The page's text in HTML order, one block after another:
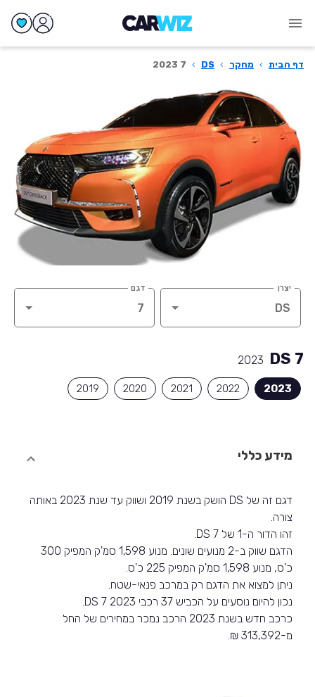
דף הבית › מחקר ›
DS
›
7 2023
יצרן דגם
DS 7
2023
2023
2022
2021
2020
2019
מידע כללי
דגם זה של DS הושק בשנת 2019 ושווק עד שנת 2023 באותה
צורה.
זהו הדור ה-1 של DS 7.
הדגם שווק ב-2 מנועים שונים. מנוע 1,598 סמ'ק המפיק 300
כ'ס, מנוע 1,598 סמ'ק המפיק 225 כ'ס.
ניתן למצוא את הדגם רק במרכב פנאי-שטח.
נכון להיום נוסעים על הכביש 37 רכבי DS 7 2023.
כרכב חדש בשנת 2023 הרכב נמכר במחירים של החל
מ-313,392 ₪.